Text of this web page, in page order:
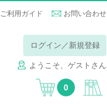
ご利用ガイド お問い合わせ
ログイン／新規登録
ようこそ、ゲストさん
0